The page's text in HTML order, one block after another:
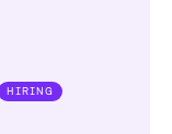
HIRING